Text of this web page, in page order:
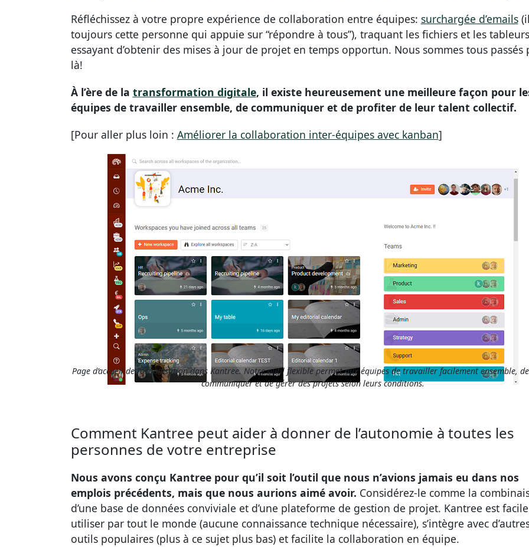
Réfléchissez à votre propre expérience de collaboration entre équipes: surchargée d’emails
toujours cette personne qui appuie sur “répondre à tous”), traquant les fichiers et les
essayant d’obtenir des mises à jour de projet en temps opportun. Nous sommes tous passés
là!
À l’ère de la transformation digitale, il existe heureusement une meilleure façon pour
équipes de travailler ensemble, de communiquer et de profiter de leur talent collectif.
[Pour aller plus loin : Améliorer la collaboration inter-équipes avec kanban]
Page d’accueil de l’organisation dans Kantree. Notre outil flexible permet aux équipes de travailler facilement ensemble,
communiquer et de gérer des projets selon leurs conditions.
Comment Kantree peut aider à donner de l’autonomie à toutes les
personnes de votre entreprise
Nous avons conçu Kantree pour qu’il soit l’outil que nous n’avions jamais eu dans nos
emplois précédents, mais que nous aurions aimé avoir. Considérez-le comme la
d’une base de données conviviale et d’une plateforme de gestion de projet. Kantree est
utiliser par tout le monde (aucune connaissance technique nécessaire), s’intègre avec
outils populaires (plus à ce sujet plus bas) et facilite la collaboration en équipe.